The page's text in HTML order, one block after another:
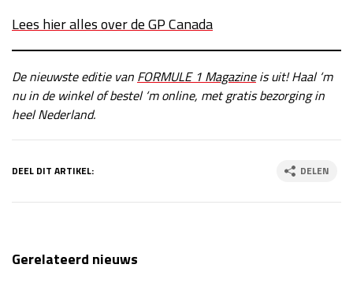
Lees hier alles over de GP Canada
De nieuwste editie van FORMULE 1 Magazineis uit! Haal ‘m
nu in de winkel of bestel ‘m online, met gratis bezorging in
heel Nederland.
DEEL DIT ARTIKEL: DELEN
Gerelateerd nieuws